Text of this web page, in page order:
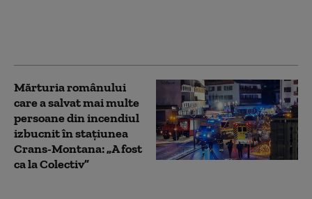
Mărturia românului
care a salvat mai multe
persoane din incendiul
izbucnit în stațiunea
Crans-Montana: „A fost
ca la Colectiv”